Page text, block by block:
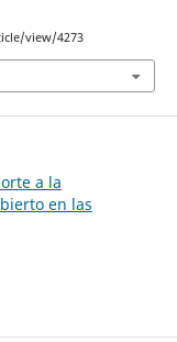
view/4273
a la
en las